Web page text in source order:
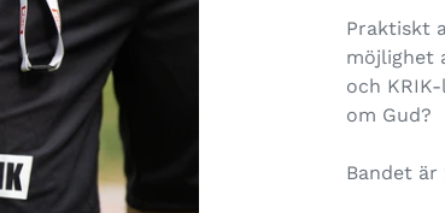
Praktiskt
möjlighet
och
om Gud?
Bandet